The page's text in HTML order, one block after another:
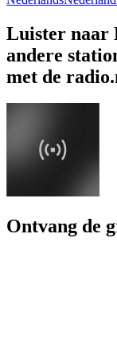
Luister naar
andere
met de
Ontvang de